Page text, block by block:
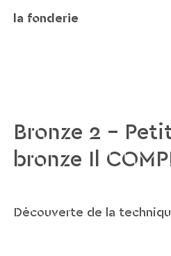
la fonderie
Bronze 2 –
bronze Il
Découverte de la